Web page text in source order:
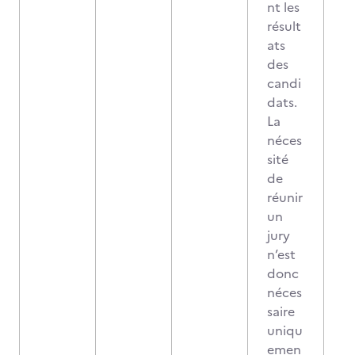
nt les
résult
ats
des
candi
dats.
La
néces
sité
de
réunir
un
jury
n’est
donc
néces
saire
uniqu
emen